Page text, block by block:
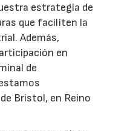
estrategia de
que faciliten la
Además,
en
de
Bristol, en Reino